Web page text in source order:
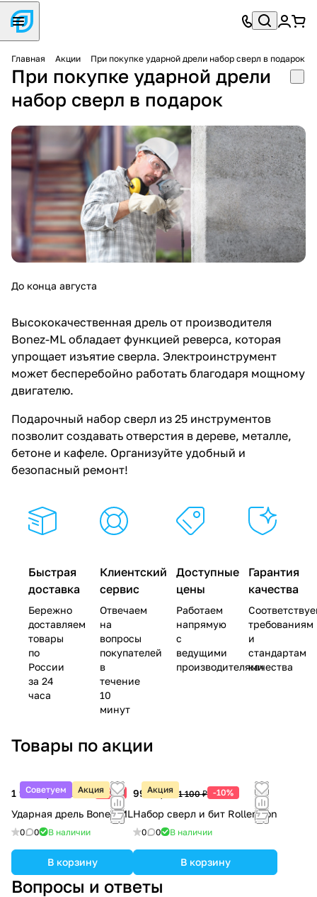
Главная Акции При покупке ударной дрели набор сверл в подарок
При покупке ударной дрели
набор сверл в подарок
До конца августа
Высококачественная дрель от производителя
Bonez-ML обладает функцией реверса, которая
упрощает изъятие сверла. Электроинструмент
может бесперебойно работать благодаря мощному
двигателю.
Подарочный набор сверл из 25 инструментов
позволит создавать отверстия в дереве, металле,
бетоне и кафеле. Организуйте удобный и
безопасный ремонт!
Быстрая
доставка
Бережно
доставляем
товары
по
России
за 24
часа
Клиентский
сервис
Отвечаем
на
вопросы
покупателей
в
течение
10
минут
Доступные
цены
Работаем
напрямую
с
ведущими
производителями
Гарантия
качества
требованиям
и
стандартам
качества
Товары по акции
Советуем Акция
1 980 ₽/шт2 200 ₽ -10%
Ударная дрель Bonez-ML
0 0 В наличии
В корзину
Акция
990 ₽/шт 1 100 ₽ -10%
Набор сверл и бит Roller-Kon
0 0 В наличии
В корзину
Вопросы и ответы